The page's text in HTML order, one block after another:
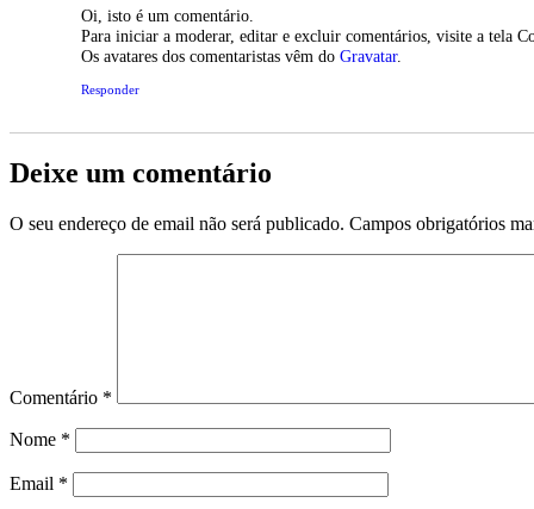
Oi, isto é um comentário.
Para iniciar a moderar, editar e excluir comentários, visite a tela
Os avatares dos comentaristas vêm do Gravatar.
Responder
Deixe um comentário
O seu endereço de email não será publicado. Campos obrigatórios
Comentário *
Nome *
Email *